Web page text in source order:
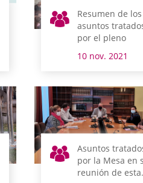
Resumen de los
asuntos
por el pleno
10 nov. 2021
Asuntos
por la Mesa en
reunión de esta